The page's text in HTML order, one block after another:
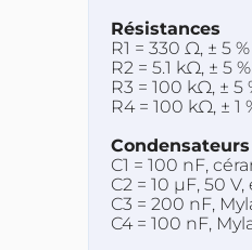
Résistances
R1 = 330 Ω, ± 5 %
R2 = 5.1 kΩ, ± 5 %
R3 = 100 kΩ, ± 5
R4 = 100 kΩ, ±
Condensateurs
C1 = 100 nF,
C2 = 10 µF, 50
C3 = 200 nF,
C4 = 100 nF,